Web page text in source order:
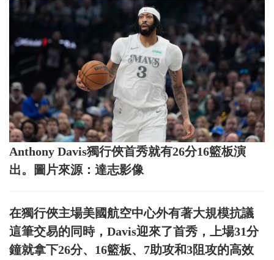
Anthony Davis獨行俠首秀就有26分16籃板演
出。圖片來源：達志影像
在獨行俠主場美國航空中心外有著大規模抗議
這筆交易的同時，Davis迎來了首秀，上場31分
鐘就拿下26分、16籃板、7助攻和3阻攻的高效